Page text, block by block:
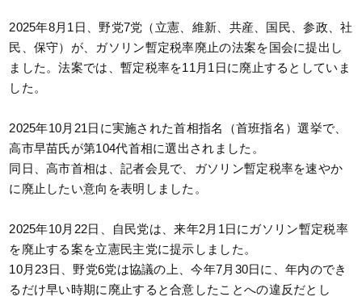
2025年8月1日、野党7党（立憲、維新、共産、国民、参政、社
民、保守）が、ガソリン暫定税率廃止の法案を国会に提出し
ました。法案では、暫定税率を11月1日に廃止するとしていま
した。
2025年10月21日に実施された首相指名（首班指名）選挙で、
高市早苗氏が第104代首相に選出されました。
同日、高市首相は、記者会見で、ガソリン暫定税率を速やか
に廃止したい意向を表明しました。
2025年10月22日、自民党は、来年2月1日にガソリン暫定税率
を廃止する案を立憲民主党に提示しました。
10月23日、野党6党は協議の上、今年7月30日に、年内のでき
るだけ早い時期に廃止すると合意したことへの違反だとし